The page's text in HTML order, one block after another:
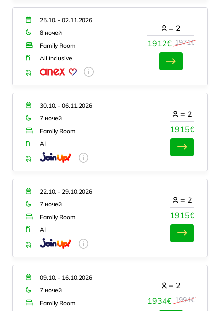
25.10. - 02.11.2026
8 ночей
Family Room
All Inclusive
1912€ 1971€
= 2
30.10. - 06.11.2026
7 ночей
Family Room
AI
1915€
= 2
22.10. - 29.10.2026
7 ночей
Family Room
AI
1915€
= 2
09.10. - 16.10.2026
7 ночей
Family Room
1934€ 1994€
= 2